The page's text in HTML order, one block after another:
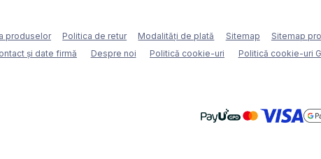
produselor Politica de retur Modalităţi de plată Sitemap Sitemap
și date firmă Despre noi Politică cookie-uri Politică cookie-uri